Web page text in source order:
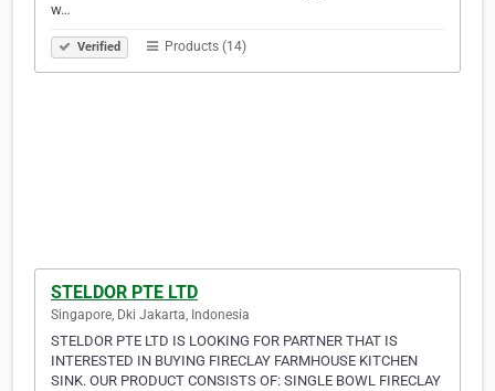
w…
Verified Products (14)
STELDOR PTE LTD
Singapore, Dki Jakarta, Indonesia
STELDOR PTE LTD IS LOOKING FOR PARTNER THAT IS
INTERESTED IN BUYING FIRECLAY FARMHOUSE KITCHEN
SINK. OUR PRODUCT CONSISTS OF: SINGLE BOWL FIRECLAY